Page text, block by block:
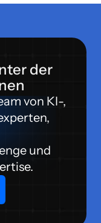
der
von KI-,
und